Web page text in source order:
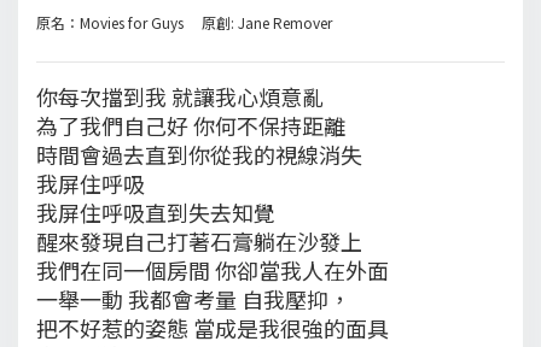
原名：Movies for Guys 原創: Jane Remover
你每次擋到我 就讓我心煩意亂
為了我們自己好 你何不保持距離
時間會過去直到你從我的視線消失
我屏住呼吸
我屏住呼吸直到失去知覺
醒來發現自己打著石膏躺在沙發上
我們在同一個房間 你卻當我人在外面
一舉一動 我都會考量 自我壓抑，
把不好惹的姿態 當成是我很強的面具